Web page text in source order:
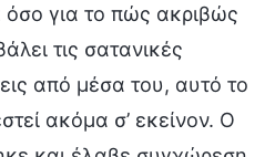
για το πώς ακριβώς
τις σατανικές
από μέσα του, αυτό το
ακόμα σ’ εκείνον. Ο